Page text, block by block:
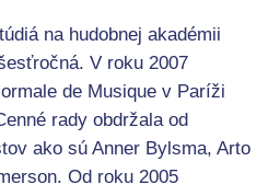
na hudobnej akadémii
V roku 2007
de Musique v Paríži
rady obdržala od
ako sú Anner Bylsma, Arto
Od roku 2005